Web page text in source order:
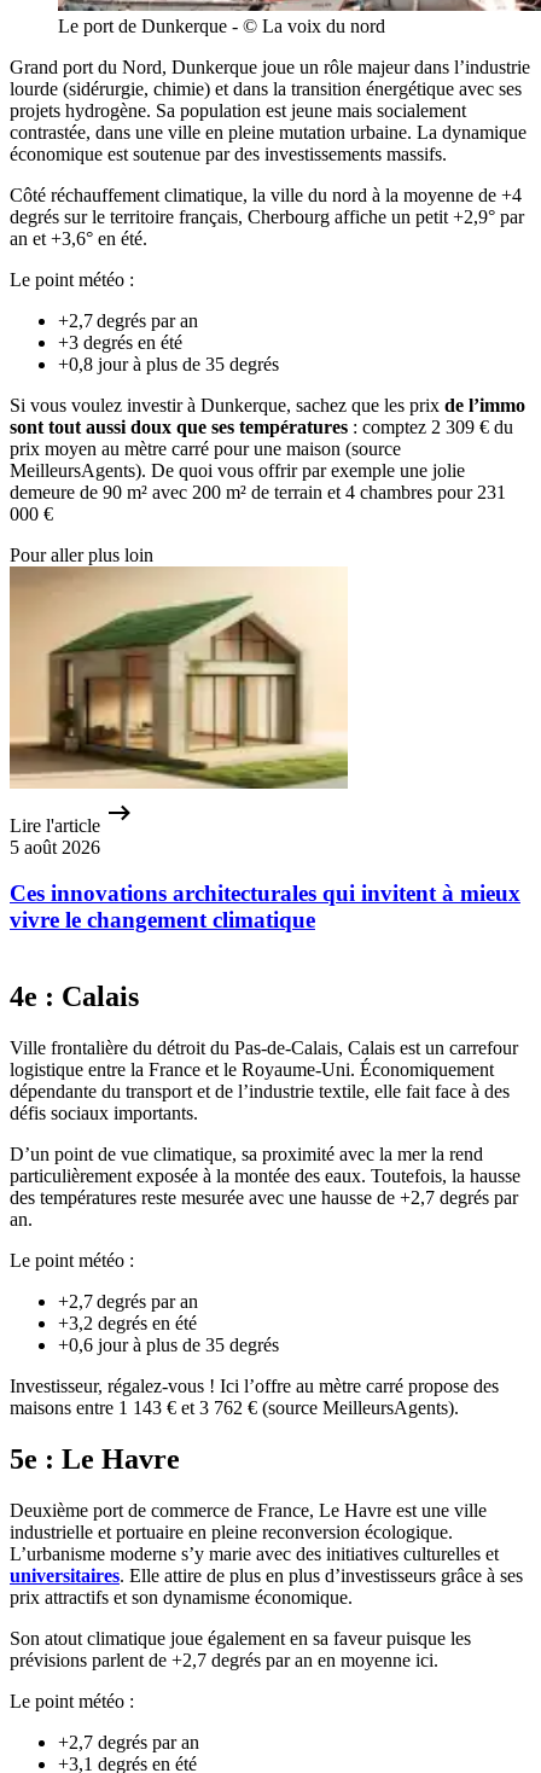
Le port de Dunkerque - © La voix du nord
Grand port du Nord, Dunkerque joue un rôle majeur dans l’industrie
lourde (sidérurgie, chimie) et dans la transition énergétique avec ses
projets hydrogène. Sa population est jeune mais socialement
contrastée, dans une ville en pleine mutation urbaine. La dynamique
économique est soutenue par des investissements massifs.
Côté réchauffement climatique, la ville du nord à la moyenne de +4
degrés sur le territoire français, Cherbourg affiche un petit +2,9° par
an et +3,6° en été.
Le point météo :
+2,7 degrés par an
+3 degrés en été
+0,8 jour à plus de 35 degrés
Si vous voulez investir à Dunkerque, sachez que les prix de l’immo
sont tout aussi doux que ses températures : comptez 2 309 € du
prix moyen au mètre carré pour une maison (source
MeilleursAgents). De quoi vous offrir par exemple une jolie
demeure de 90 m² avec 200 m² de terrain et 4 chambres pour 231
000 €
Pour aller plus loin
Lire l'article
5 août 2026
Ces innovations architecturales qui invitent à mieux
vivre le changement climatique
4e : Calais
Ville frontalière du détroit du Pas-de-Calais, Calais est un carrefour
logistique entre la France et le Royaume-Uni. Économiquement
dépendante du transport et de l’industrie textile, elle fait face à des
défis sociaux importants.
D’un point de vue climatique, sa proximité avec la mer la rend
particulièrement exposée à la montée des eaux. Toutefois, la hausse
des températures reste mesurée avec une hausse de +2,7 degrés par
an.
Le point météo :
+2,7 degrés par an
+3,2 degrés en été
+0,6 jour à plus de 35 degrés
Investisseur, régalez-vous ! Ici l’offre au mètre carré propose des
maisons entre 1 143 € et 3 762 € (source MeilleursAgents).
5e : Le Havre
Deuxième port de commerce de France, Le Havre est une ville
industrielle et portuaire en pleine reconversion écologique.
L’urbanisme moderne s’y marie avec des initiatives culturelles et
universitaires. Elle attire de plus en plus d’investisseurs grâce à ses
prix attractifs et son dynamisme économique.
Son atout climatique joue également en sa faveur puisque les
prévisions parlent de +2,7 degrés par an en moyenne ici.
Le point météo :
+2,7 degrés par an
+3,1 degrés en été